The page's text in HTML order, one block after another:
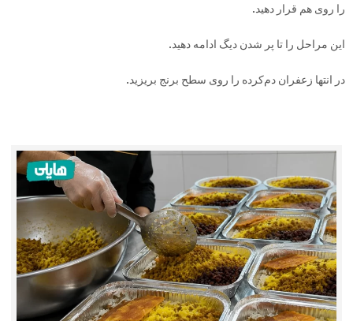
را روی هم قرار دهید.
این مراحل را تا پر شدن دیگ ادامه دهید.
در انتها زعفران دم‌کرده را روی سطح برنج بریزید.